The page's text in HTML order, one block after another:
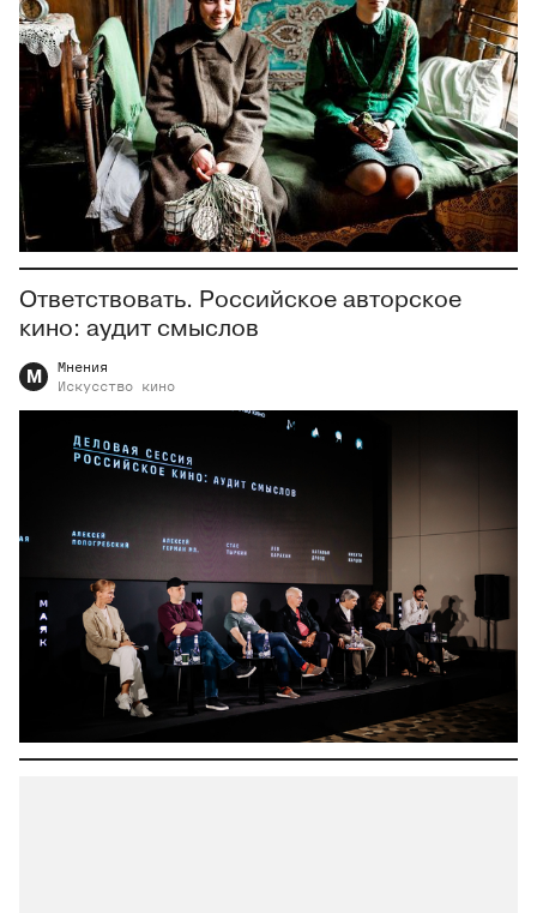
Ответствовать. Российское авторское
кино: аудит смыслов
М
Мнения
Искусство
кино